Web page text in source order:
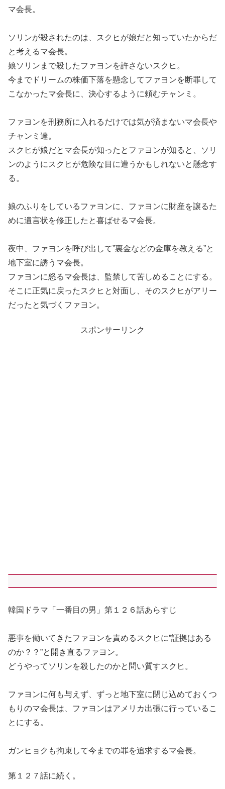
マ会長。
ソリンが殺されたのは、スクヒが娘だと知っていたからだ
と考えるマ会長。
娘ソリンまで殺したファヨンを許さないスクヒ。
今までドリームの株価下落を懸念してファヨンを断罪して
こなかったマ会長に、決心するように頼むチャンミ。
ファヨンを刑務所に入れるだけでは気が済まないマ会長や
チャンミ達。
スクヒが娘だとマ会長が知ったとファヨンが知ると、ソリ
ンのようにスクヒが危険な目に遭うかもしれないと懸念す
る。
娘のふりをしているファヨンに、ファヨンに財産を譲るた
めに遺言状を修正したと喜ばせるマ会長。
夜中、ファヨンを呼び出して”裏金などの金庫を教える”と
地下室に誘うマ会長。
ファヨンに怒るマ会長は、監禁して苦しめることにする。
そこに正気に戻ったスクヒと対面し、そのスクヒがアリー
だったと気づくファヨン。
スポンサーリンク
韓国ドラマ「一番目の男」第１２６話あらすじ
悪事を働いてきたファヨンを責めるスクヒに”証拠はある
のか？？”と開き直るファヨン。
どうやってソリンを殺したのかと問い質すスクヒ。
ファヨンに何も与えず、ずっと地下室に閉じ込めておくつ
もりのマ会長は、ファヨンはアメリカ出張に行っているこ
とにする。
ガンヒョクも拘束して今までの罪を追求するマ会長。
第１２７話に続く。